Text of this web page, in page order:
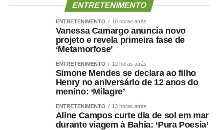
Para a diretora da Secretaria de Comunicação Social do
Senado, Glauciene Lara, o programa estimula a formação
cidadã ao incentivar os estudantes a refletirem sobre
temas de interesse público.
— O Programa Jovem Senador e Jovem Senadora
Brasileiros reafirma seu compromisso com a formação
cidadã ao estimular estudantes de todo o país a refletir
sobre temas essenciais para a democracia. As redações
finalistas revelam uma geração curiosa, crítica e
preparada para participar do debate público. São jovens
ENTRETENIMENTO
ENTRETENIMENTO 10 horas atrás
Vanessa Camargo anuncia novo
projeto e revela primeira fase de
‘Metamorfose’
ENTRETENIMENTO 12 horas atrás
Simone Mendes se declara ao filho
Henry no aniversário de 12 anos do
menino: ‘Milagre’
ENTRETENIMENTO 13 horas atrás
Aline Campos curte dia de sol em mar
durante viagem à Bahia: ‘Pura Poesia’